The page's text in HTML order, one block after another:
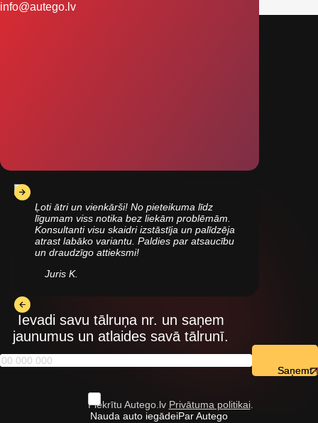
info@autego.lv
Ļoti ātri un vienkārši! No pieteikuma līdz
līgumam viss notika bez liekām problēmām.
Konsultanti visu skaidri izstāstīja un palīdzēja
atrast labāko variantu. Paldies par atsaucību
un draudzīgo attieksmi!
Juris K.
Ievadi savu tālruņa nr. un saņem
jaunumus un atlaides savā tālrunī.
Piekrītu Autego.lv Privātuma politikai.
Nauda auto iegādeiPar Autego